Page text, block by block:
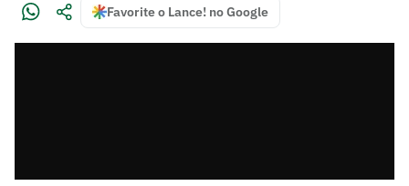
Favorite o Lance! no Google